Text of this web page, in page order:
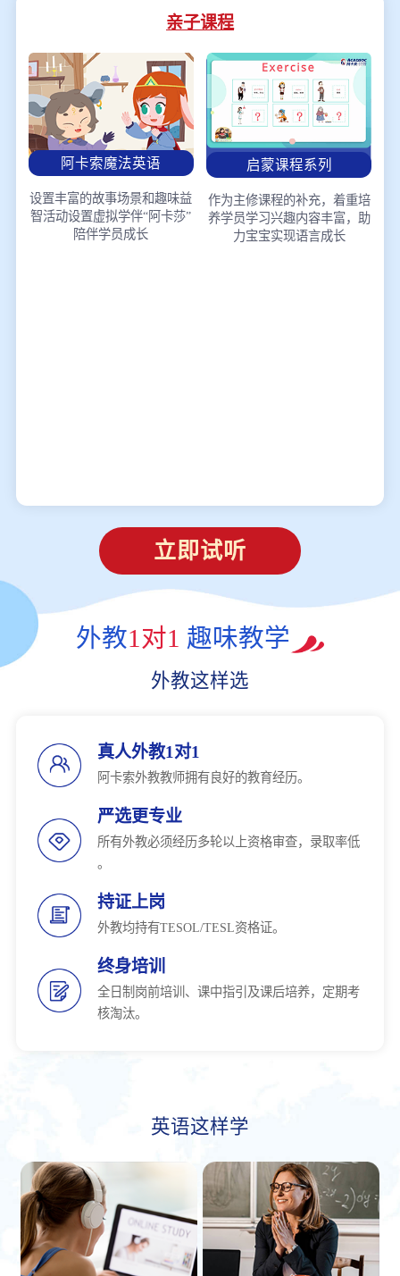
亲子课程
阿卡索魔法英语
设置丰富的故事场景和趣味益
智活动设置虚拟学伴“阿卡莎”
陪伴学员成长
启蒙课程系列
作为主修课程的补充，着重培
养学员学习兴趣内容丰富，助
力宝宝实现语言成长
立即试听
外教1对1 趣味教学
外教这样选
真人外教1对1
阿卡索外教教师拥有良好的教育经历。
严选更专业
所有外教必须经历多轮以上资格审查，录取率低
。
持证上岗
外教均持有TESOL/TESL资格证。
终身培训
全日制岗前培训、课中指引及课后培养，定期考
核淘汰。
英语这样学